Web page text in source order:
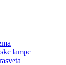
lampe